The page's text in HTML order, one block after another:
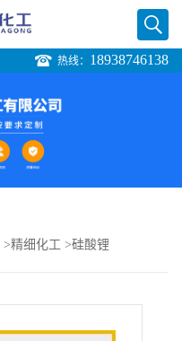
热线： 18938746138
>精细化工 >硅酸锂